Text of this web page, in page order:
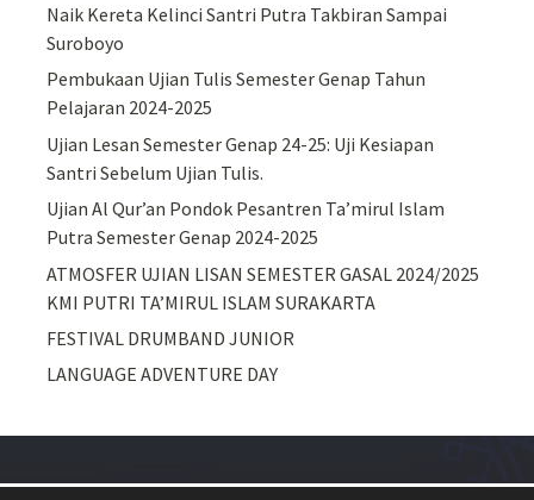
Naik Kereta Kelinci Santri Putra Takbiran Sampai
Suroboyo
Pembukaan Ujian Tulis Semester Genap Tahun
Pelajaran 2024-2025
Ujian Lesan Semester Genap 24-25: Uji Kesiapan
Santri Sebelum Ujian Tulis.
Ujian Al Qur’an Pondok Pesantren Ta’mirul Islam
Putra Semester Genap 2024-2025
ATMOSFER UJIAN LISAN SEMESTER GASAL 2024/2025
KMI PUTRI TA’MIRUL ISLAM SURAKARTA
FESTIVAL DRUMBAND JUNIOR
LANGUAGE ADVENTURE DAY